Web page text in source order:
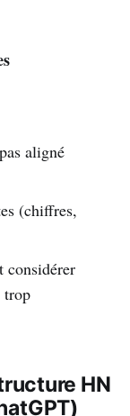
aligné
(chiffres,
considérer
trop
HN